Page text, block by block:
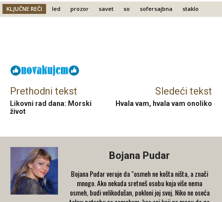
KLJUČNE REČI led prozor savet so sofersajbna staklo
Prethodni tekst
Likovni rad dana: Morski
život
Sledeći tekst
Hvala vam, hvala vam onoliko
Bojana Pudar
Bojana Pudar veruje da "osmeh ne košta ništa, a znači
mnogo. Ako nekada sretneš osobu koja više nema
osmeh, budi velikodušan, pokloni joj svoj. Niko ne oseća